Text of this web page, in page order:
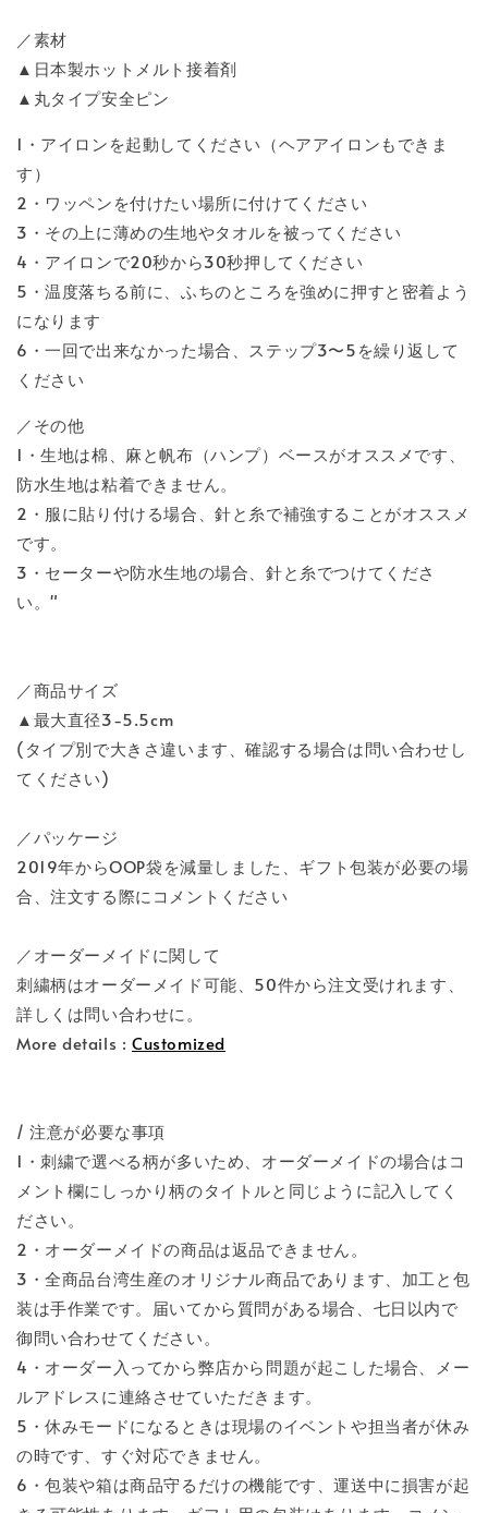
／素材
▲日本製ホットメルト接着剤
▲丸タイプ安全ピン
1・アイロンを起動してください（ヘアアイロンもできま
す）
2・ワッペンを付けたい場所に付けてください
3・その上に薄めの生地やタオルを被ってください
4・アイロンで20秒から30秒押してください
5・温度落ちる前に、ふちのところを強めに押すと密着よう
になります
6・一回で出来なかった場合、ステップ3〜5を繰り返して
ください
／その他
1・生地は棉、麻と帆布（ハンプ）ベースがオススメです、
防水生地は粘着できません。
2・服に貼り付ける場合、針と糸で補強することがオススメ
です。
3・セーターや防水生地の場合、針と糸でつけてくださ
い。"
／商品サイズ
▲最大直径3-5.5cm
(タイプ別で大きさ違います、確認する場合は問い合わせし
てください)
／パッケージ
2019年からOOP袋を減量しました、ギフト包装が必要の場
合、注文する際にコメントください
／オーダーメイドに関して
刺繍柄はオーダーメイド可能、50件から注文受けれます、
詳しくは問い合わせに。
More details : Customized
/ 注意が必要な事項
1・刺繍で選べる柄が多いため、オーダーメイドの場合はコ
メント欄にしっかり柄のタイトルと同じように記入してく
ださい。
2・オーダーメイドの商品は返品できません。
3・全商品台湾生産のオリジナル商品であります、加工と包
装は手作業です。届いてから質問がある場合、七日以内で
御問い合わせてください。
4・オーダー入ってから弊店から問題が起こした場合、メー
ルアドレスに連絡させていただきます。
5・休みモードになるときは現場のイベントや担当者が休み
の時です、すぐ対応できません。
6・包装や箱は商品守るだけの機能です、運送中に損害が起